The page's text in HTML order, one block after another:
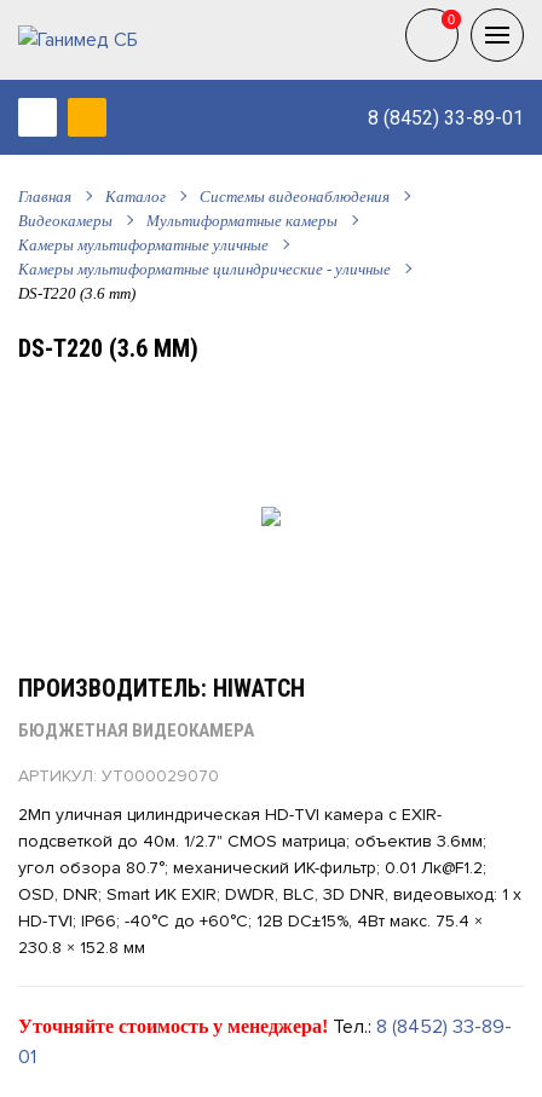
8 (8452) 33-89-01
0
0
Главная Каталог
Системы видеонаблюдения
Видеокамеры
Мультиформатные камеры
Камеры мультиформатные уличные
Камеры мультиформатные цилиндрические - уличные
DS-T220 (3.6 mm)
DS-T220 (3.6 MM)
ПРОИЗВОДИТЕЛЬ: HIWATCH
БЮДЖЕТНАЯ ВИДЕОКАМЕРА
АРТИКУЛ: УТ000029070
2Мп уличная цилиндрическая HD-TVI камера с EXIR-
подсветкой до 40м. 1/2.7" CMOS матрица; объектив 3.6мм;
угол обзора 80.7°; механический ИК-фильтр; 0.01 Лк@F1.2;
OSD, DNR; Smart ИК EXIR; DWDR, BLC, 3D DNR, видеовыход: 1 х
HD-TVI; IP66; -40°С до +60°С; 12В DC±15%, 4Вт макс. 75.4 ×
230.8 × 152.8 мм
Уточняйте стоимость у менеджера! Тел.: 8 (8452) 33-89-
01